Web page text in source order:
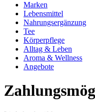
Marken
Lebensmittel
Nahrungsergänzung
Tee
Körperpflege
Alltag & Leben
Aroma & Wellness
Angebote